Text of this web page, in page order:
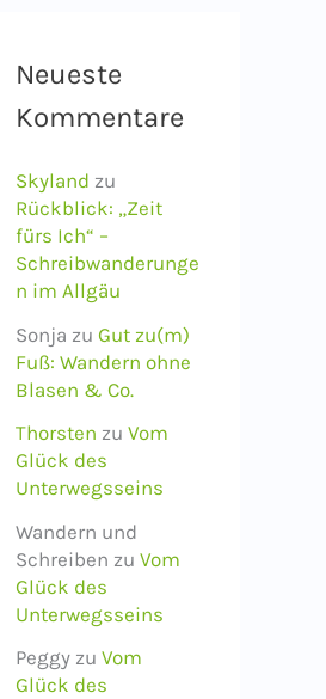
Neueste
Kommentare
Skyland zu
Rückblick: „Zeit
fürs Ich“ –
Schreibwanderunge
n im Allgäu
Sonja zu Gut zu(m)
Fuß: Wandern ohne
Blasen & Co.
Thorsten zu Vom
Glück des
Unterwegsseins
Wandern und
Schreiben zu Vom
Glück des
Unterwegsseins
Peggy zu Vom
Glück des